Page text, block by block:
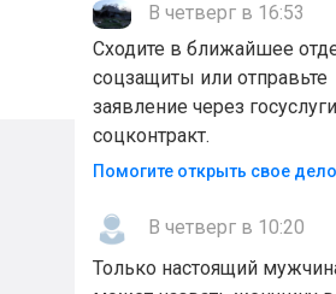
В четверг в 16:53
Сходите в ближайшее
соцзащиты или отправьте
заявление через
соцконтракт.
Помогите открыть свое дело
В четверг в 10:20
Только настоящий